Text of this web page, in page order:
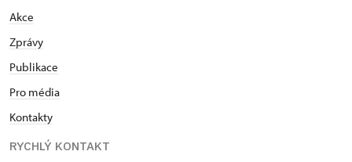
Akce
Zprávy
Publikace
Pro média
Kontakty
RYCHLÝ KONTAKT